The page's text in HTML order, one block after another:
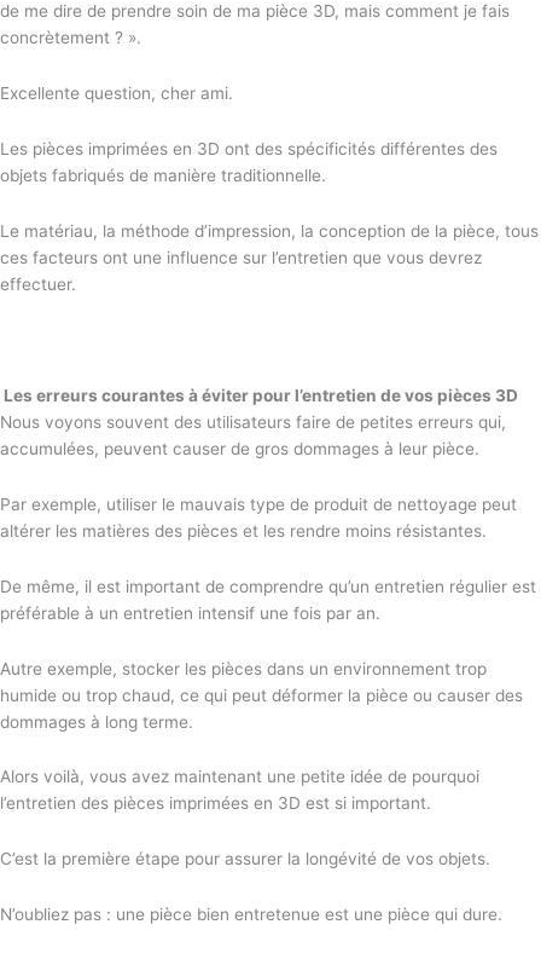
de me dire de prendre soin de ma pièce 3D, mais comment je fais
concrètement ? ».
Excellente question, cher ami.
Les pièces imprimées en 3D ont des spécificités différentes des
objets fabriqués de manière traditionnelle.
Le matériau, la méthode d’impression, la conception de la pièce, tous
ces facteurs ont une influence sur l’entretien que vous devrez
effectuer.
Les erreurs courantes à éviter pour l’entretien de vos pièces 3D
Nous voyons souvent des utilisateurs faire de petites erreurs qui,
accumulées, peuvent causer de gros dommages à leur pièce.
Par exemple, utiliser le mauvais type de produit de nettoyage peut
altérer les matières des pièces et les rendre moins résistantes.
De même, il est important de comprendre qu’un entretien régulier est
préférable à un entretien intensif une fois par an.
Autre exemple, stocker les pièces dans un environnement trop
humide ou trop chaud, ce qui peut déformer la pièce ou causer des
dommages à long terme.
Alors voilà, vous avez maintenant une petite idée de pourquoi
l’entretien des pièces imprimées en 3D est si important.
C’est la première étape pour assurer la longévité de vos objets.
N’oubliez pas : une pièce bien entretenue est une pièce qui dure.